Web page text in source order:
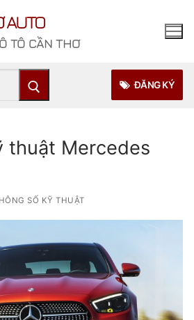
AUTO
TÔ CẦN THƠ
ĐĂNG KÝ
thuật Mercedes
SỐ KỸ THUẬT